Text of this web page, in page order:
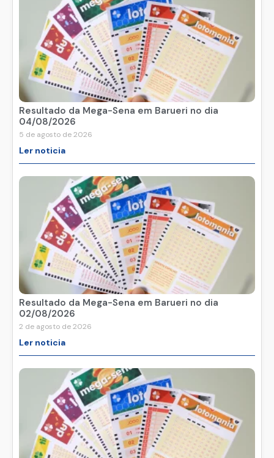
Resultado da Mega-Sena em Barueri no dia
04/08/2026
5 de agosto de 2026
Ler noticia
Resultado da Mega-Sena em Barueri no dia
02/08/2026
2 de agosto de 2026
Ler noticia